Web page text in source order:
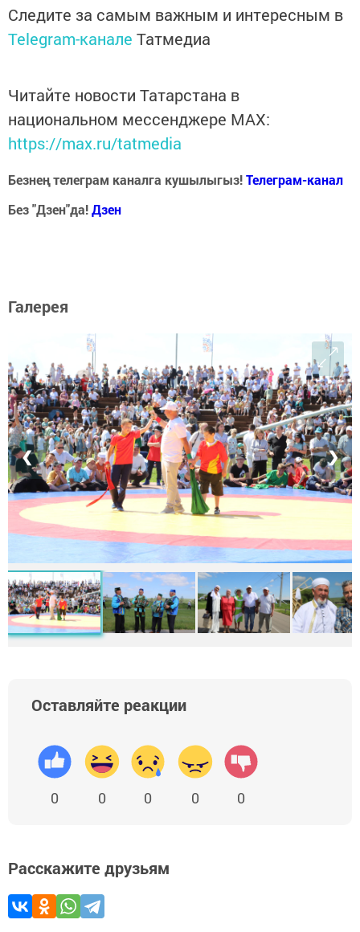
Следите за самым важным и интересным в
Telegram-канале Татмедиа
Читайте новости Татарстана в
национальном мессенджере MАХ:
https://max.ru/tatmedia
Безнең телеграм каналга кушылыгыз!Телеграм-канал
Без "Дзен"да!Дзен
Галерея
❮ ❯
Оставляйте реакции
0 0 0 0 0
Расскажите друзьям